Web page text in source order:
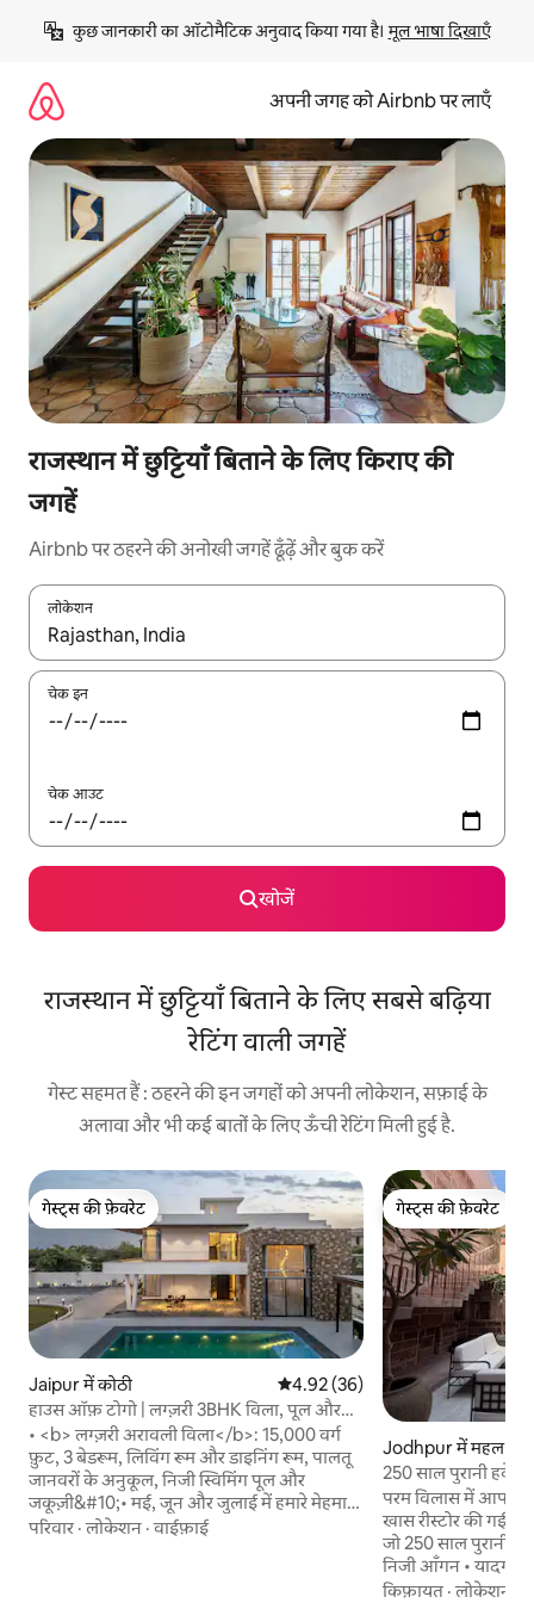
छोड़कर
कॉन्टेंट
कुछ जानकारी का ऑटोमैटिक अनुवाद किया गया है। मूल भाषा दिखाएँ
अपनी जगह को Airbnb पर लाएँ
राजस्थान में छुट्टियाँ बिताने के लिए किराए की
जगहें
Airbnb पर ठहरने की अनोखी जगहें ढूँढ़ें और बुक करें
लोकेशन
नतीजों के उपलब्ध होने पर, अप और डाउन 'ऐरो की' का इस्तेमाल करके नेविगेट
चेक इन
चेक आउट
खोजें
राजस्थान में छुट्टियाँ बिताने के लिए सबसे बढ़िया
रेटिंग वाली जगहें
गेस्ट सहमत हैं : ठहरने की इन जगहों को अपनी लोकेशन, सफ़ाई के
अलावा और भी कई बातों के लिए ऊँची रेटिंग मिली हुई है.
गेस्ट्स की फ़ेवरेट
गेस्ट्स की फ़ेवरेट
Jaipur में कोठी औसत रेटिंग 5 में से 4.92, 36 समीक्षाएँ
4.92 (36)
हाउस ऑफ़ टोगो | लग्ज़री 3BHK विला, पूल और
जकूज़ी
• <b> लग्ज़री अरावली विला</b>: 15,000 वर्ग
फ़ुट, 3 बेडरूम, लिविंग रूम और डाइनिंग रूम, पालतू
जानवरों के अनुकूल, निजी स्विमिंग पूल और
जकूज़ी&#10;• मई, जून और जुलाई में हमारे मेहमानों
के लिए <b> समर एडिट</b> एक्सक्लूसिव
परिवार ·लोकेशन ·वाईफ़ाई
गेस्ट्स की फ़ेवरेट
गेस्ट्स की फ़ेवरेट
Jodhpur में महल
250 साल पुरानी
परम विलास में आपका स्वागत है
खास रीस्टोर की गई
जो 250 साल पुरानी है • एक विशेष प्लंज पूल वाला
निजी आँगन • यादगार
रूम • चुनिंदा
किफ़ायत ·लोकेशन